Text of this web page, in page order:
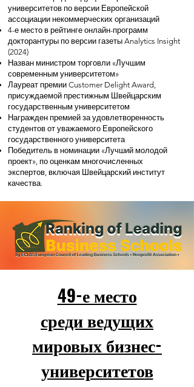
университетов по версии Европейской
ассоциации некоммерческих организаций
4-е место в рейтинге онлайн-программ
докторантуры по версии газеты Analytics Insight
(2024)
Назван министром торговли «Лучшим
современным университетом»
Лауреат премии Customer Delight Award,
присуждаемой престижным Швейцарским
государственным университетом
Награжден премией за удовлетворенность
студентов от уважаемого Европейского
государственного университета
Победитель в номинации «Лучший молодой
проект», по оценкам многочисленных
экспертов, включая Швейцарский институт
качества.
49-е место
среди ведущих
мировых бизнес-
университетов